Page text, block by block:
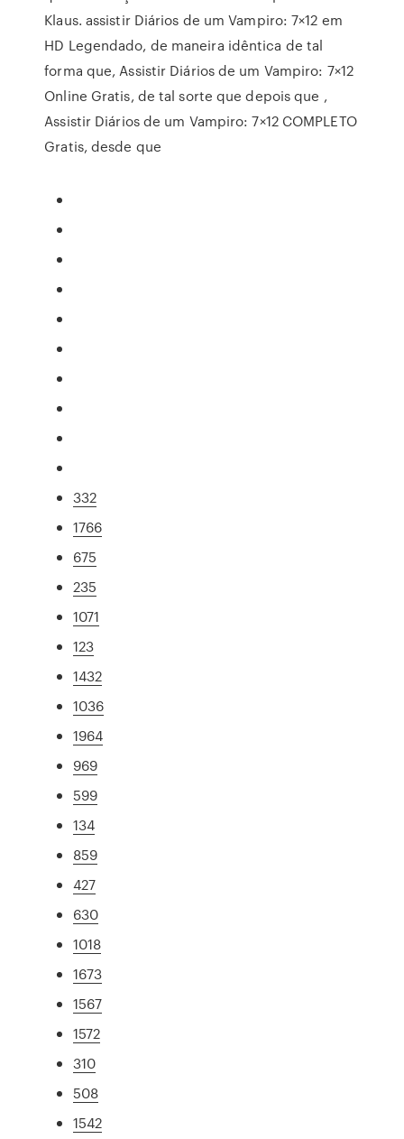
Klaus. assistir Diários de um Vampiro: 7×12 em
HD Legendado, de maneira idêntica de tal
forma que, Assistir Diários de um Vampiro: 7×12
Online Gratis, de tal sorte que depois que ,
Assistir Diários de um Vampiro: 7×12 COMPLETO
Gratis, desde que
332
1766
675
235
1071
123
1432
1036
1964
969
599
134
859
427
630
1018
1673
1567
1572
310
508
1542